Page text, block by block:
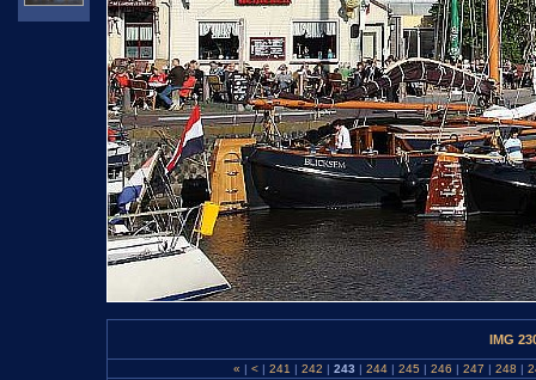
IMG
« | < | 241 | 242 | 243 | 244 | 245 | 246 | 247 | 248 |